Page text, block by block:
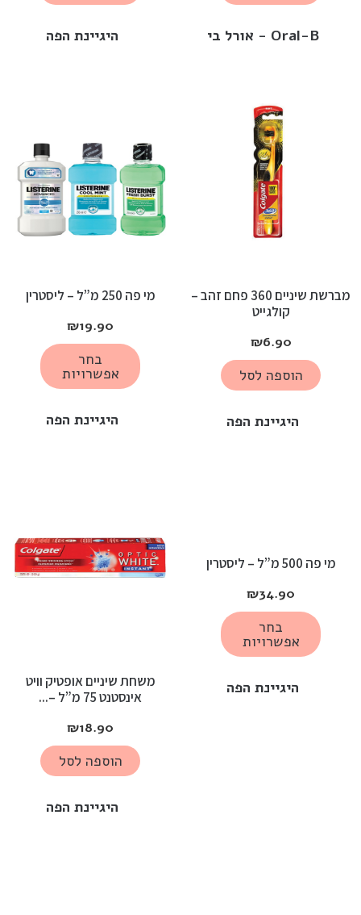
Oral-B - אורל בי היגיינת הפה
היגיינת הפה
מברשת שיניים 360 פחם זהב –
קולגייט
₪6.90
הוספה לסל
היגיינת הפה
מי פה 250 מ”ל – ליסטרין
₪19.90
בחר
אפשרויות
היגיינת הפה
מי פה 500 מ”ל – ליסטרין
₪34.90
בחר
אפשרויות
היגיינת הפה
משחת שיניים אופטיק וויט
אינסטנט 75 מ”ל –...
₪18.90
הוספה לסל